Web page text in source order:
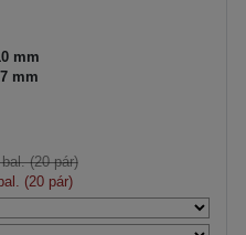
mm
mm
(20 pár)
(20 pár)